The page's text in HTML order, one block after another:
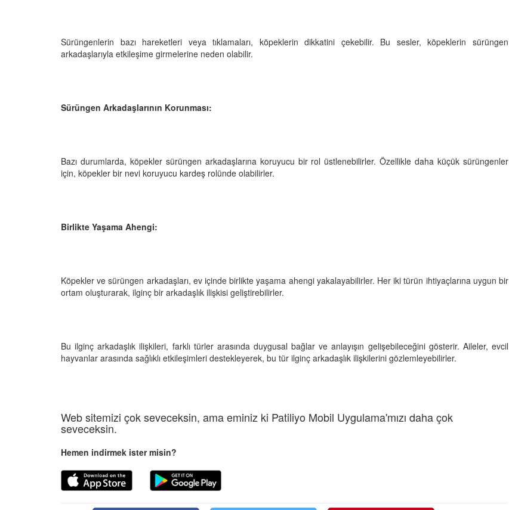
Sürüngenlerin bazı hareketleri veya tıklamaları, köpeklerin dikkatini çekebilir. Bu sesler, köpeklerin sürüngen
arkadaşlarıyla etkileşime girmelerine neden olabilir.
Sürüngen Arkadaşlarının Korunması:
Bazı durumlarda, köpekler sürüngen arkadaşlarına koruyucu bir rol üstlenebilirler. Özellikle daha küçük sürüngenler
için, köpekler bir nevi koruyucu kardeş rolünde olabilirler.
Birlikte Yaşama Ahengi:
Köpekler ve sürüngen arkadaşları, ev içinde birlikte yaşama ahengi yakalayabilirler. Her iki türün ihtiyaçlarına uygun bir
ortam oluşturarak, ilginç bir arkadaşlık ilişkisi geliştirebilirler.
Bu ilginç arkadaşlık ilişkileri, farklı türler arasında duygusal bağlar ve anlayışın gelişebileceğini gösterir. Aileler, evcil
hayvanlar arasında sağlıklı etkileşimleri destekleyerek, bu tür ilginç arkadaşlık ilişkilerini gözlemleyebilirler.
Web sitemizi çok seveceksin, ama eminiz ki Patiliyo Mobil Uygulama'mızı daha çok
seveceksin.
Hemen indirmek ister misin?